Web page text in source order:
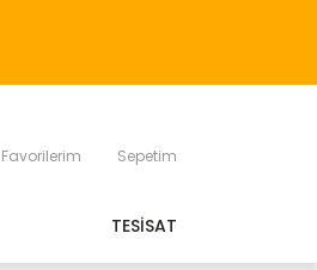
Favorilerim Sepetim
TESİSAT